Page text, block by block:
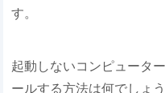
す。
起動しないコンピュータ
ールする方法は何でしょ